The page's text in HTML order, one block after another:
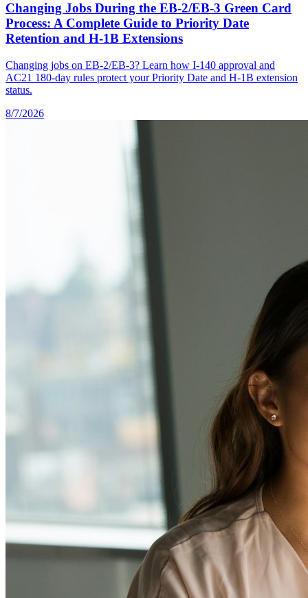
Changing Jobs During the EB-2/EB-3 Green Card
Process: A Complete Guide to Priority Date
Retention and H-1B Extensions
Changing jobs on EB-2/EB-3? Learn how I-140 approval and
AC21 180-day rules protect your Priority Date and H-1B extension
status.
8/7/2026